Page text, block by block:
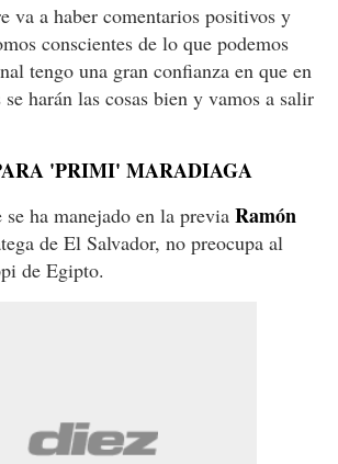
va a haber comentarios positivos y
conscientes de lo que podemos
tengo una gran confianza en que en
harán las cosas bien y vamos a salir
'PRIMI' MARADIAGA
ha manejado en la previa Ramón
de El Salvador, no preocupa al
de Egipto.